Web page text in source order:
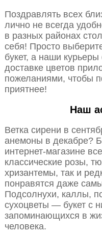
Поздравлять всех
лично не всегда
в разных районах
себя! Просто
букет, а наши
доставке цветов
пожеланиями, чтобы
приятнее!
Наш
Ветка сирени в
анемоны в декабре?
интернет-магазине
классические розы,
хризантемы, так и
понравятся даже
Подсолнухи, каллы,
сухоцветы — букет с
запоминающихся в
человека.